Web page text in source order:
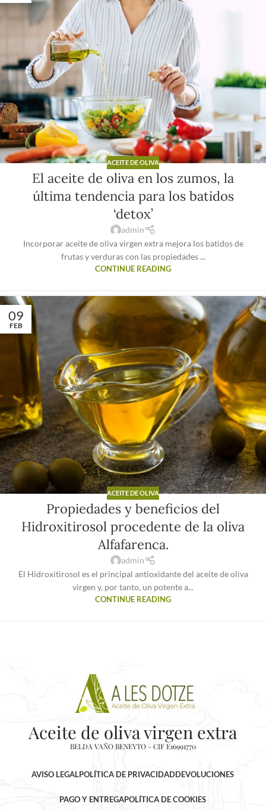
ACEITE DE OLIVA
El aceite de oliva en los zumos, la
última tendencia para los batidos
‘detox’
admin
Incorporar aceite de oliva virgen extra mejora los batidos de
frutas y verduras con las propiedades ...
CONTINUE READING
09
FEB
ACEITE DE OLIVA
Propiedades y beneficios del
Hidroxitirosol procedente de la oliva
Alfafarenca.
admin
El Hidroxitirosol es el principal antioxidante del aceite de oliva
virgen y, por tanto, un potente a...
CONTINUE READING
Aceite de oliva virgen extra
BELDA VAÑO BENEYTO - CIF E16991770
AVISO LEGALPOLÍTICA DE PRIVACIDADDEVOLUCIONES
PAGO Y ENTREGAPOLÍTICA DE COOKIES